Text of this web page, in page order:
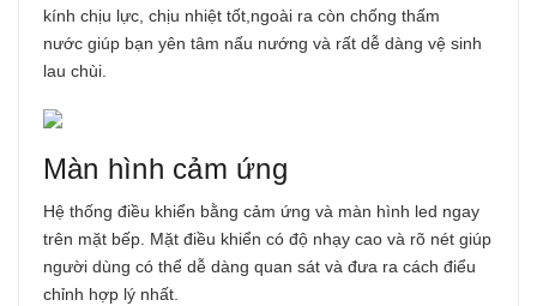
kính chịu lực, chịu nhiệt tốt,ngoài ra còn chống thấm
nước giúp bạn yên tâm nấu nướng và rất dễ dàng vệ sinh
lau chùi.
Màn hình cảm ứng
Hệ thống điều khiển bằng cảm ứng và màn hình led ngay
trên mặt bếp. Mặt điều khiển có độ nhạy cao và rõ nét giúp
người dùng có thể dễ dàng quan sát và đưa ra cách điểu
chỉnh hợp lý nhất.